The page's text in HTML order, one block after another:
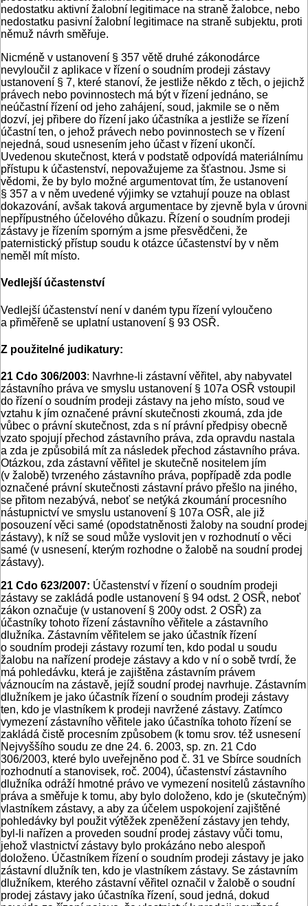
nedostatku aktivní žalobní legitimace na straně žalobce, nebo
nedostatku pasivní žalobní legitimace na straně subjektu, proti
němuž návrh směřuje.
Nicméně v ustanovení § 357 větě druhé zákonodárce
nevyloučil z aplikace v řízení o soudním prodeji zástavy
ustanovení § 7, které stanoví, že jestliže někdo z těch, o jejichž
právech nebo povinnostech má být v řízení jednáno, se
neúčastní řízení od jeho zahájení, soud, jakmile se o něm
dozví, jej přibere do řízení jako účastníka a jestliže se řízení
účastní ten, o jehož právech nebo povinnostech se v řízení
nejedná, soud usnesením jeho účast v řízení ukončí.
Uvedenou skutečnost, která v podstatě odpovídá materiálnímu
přístupu k účastenství, nepovažujeme za šťastnou. Jsme si
vědomi, že by bylo možné argumentovat tím, že ustanovení
§ 357 a v něm uvedené výjimky se vztahují pouze na oblast
dokazování, avšak taková argumentace by zjevně byla v úrovni
nepřípustného účelového důkazu. Řízení o soudním prodeji
zástavy je řízením sporným a jsme přesvědčeni, že
paternistický přístup soudu k otázce účastenství by v něm
neměl mít místo.
Vedlejší účastenství
Vedlejší účastenství není v daném typu řízení vyloučeno
a přiměřeně se uplatní ustanovení § 93 OSŘ.
Z použitelné judikatury:
21 Cdo 306/2003: Navrhne-li zástavní věřitel, aby nabyvatel
zástavního práva ve smyslu ustanovení § 107a OSŘ vstoupil
do řízení o soudním prodeji zástavy na jeho místo, soud ve
vztahu k jím označené právní skutečnosti zkoumá, zda jde
vůbec o právní skutečnost, zda s ní právní předpisy obecně
vzato spojují přechod zástavního práva, zda opravdu nastala
a zda je způsobilá mít za následek přechod zástavního práva.
Otázkou, zda zástavní věřitel je skutečně nositelem jím
(v žalobě) tvrzeného zástavního práva, popřípadě zda podle
označené právní skutečnosti zástavní právo přešlo na jiného,
se přitom nezabývá, neboť se netýká zkoumání procesního
nástupnictví ve smyslu ustanovení § 107a OSŘ, ale již
posouzení věci samé (opodstatněnosti žaloby na soudní prodej
zástavy), k níž se soud může vyslovit jen v rozhodnutí o věci
samé (v usnesení, kterým rozhodne o žalobě na soudní prodej
zástavy).
21 Cdo 623/2007: Účastenství v řízení o soudním prodeji
zástavy se zakládá podle ustanovení § 94 odst. 2 OSŘ, neboť
zákon označuje (v ustanovení § 200y odst. 2 OSŘ) za
účastníky tohoto řízení zástavního věřitele a zástavního
dlužníka. Zástavním věřitelem se jako účastník řízení
o soudním prodeji zástavy rozumí ten, kdo podal u soudu
žalobu na nařízení prodeje zástavy a kdo v ní o sobě tvrdí, že
má pohledávku, která je zajištěna zástavním právem
váznoucím na zástavě, jejíž soudní prodej navrhuje. Zástavním
dlužníkem je jako účastník řízení o soudním prodeji zástavy
ten, kdo je vlastníkem k prodeji navržené zástavy. Zatímco
vymezení zástavního věřitele jako účastníka tohoto řízení se
zakládá čistě procesním způsobem (k tomu srov. též usnesení
Nejvyššího soudu ze dne 24. 6. 2003, sp. zn. 21 Cdo
306/2003, které bylo uveřejněno pod č. 31 ve Sbírce soudních
rozhodnutí a stanovisek, roč. 2004), účastenství zástavního
dlužníka odráží hmotné právo ve vymezení nositelů zástavního
práva a směřuje k tomu, aby bylo doloženo, kdo je (skutečným)
vlastníkem zástavy, a aby za účelem uspokojení zajištěné
pohledávky byl použit výtěžek zpeněžení zástavy jen tehdy,
byl-li nařízen a proveden soudní prodej zástavy vůči tomu,
jehož vlastnictví zástavy bylo prokázáno nebo alespoň
doloženo. Účastníkem řízení o soudním prodeji zástavy je jako
zástavní dlužník ten, kdo je vlastníkem zástavy. Se zástavním
dlužníkem, kterého zástavní věřitel označil v žalobě o soudní
prodej zástavy jako účastníka řízení, soud jedná, dokud